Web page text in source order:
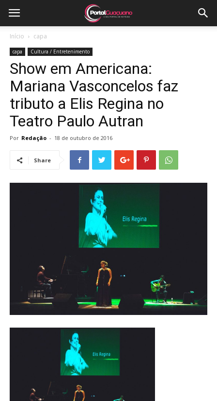
Início capa
capa Cultura / Entretenimento
Show em Americana:
Mariana Vasconcelos faz
tributo a Elis Regina no
Teatro Paulo Autran
Por Redação - 18 de outubro de 2016
Share